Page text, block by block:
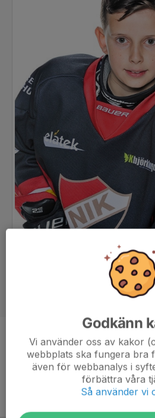
Position
Forward
Ålder
15 år
Godkänn
Vi använder oss av kakor
webbplats ska fungera bra
även för webbanalys i
förbättra våra
Så använder vi